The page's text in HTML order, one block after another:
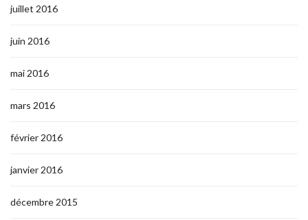
juillet 2016
juin 2016
mai 2016
mars 2016
février 2016
janvier 2016
décembre 2015